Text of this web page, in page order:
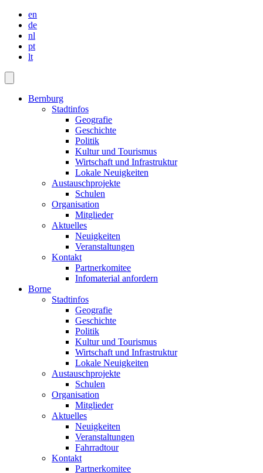
en
de
nl
pt
lt
Bernburg
Stadtinfos
Geografie
Geschichte
Politik
Kultur und Tourismus
Wirtschaft und Infrastruktur
Lokale Neuigkeiten
Austauschprojekte
Schulen
Organisation
Mitglieder
Aktuelles
Neuigkeiten
Veranstaltungen
Kontakt
Partnerkomitee
Infomaterial anfordern
Borne
Stadtinfos
Geografie
Geschichte
Politik
Kultur und Tourismus
Wirtschaft und Infrastruktur
Lokale Neuigkeiten
Austauschprojekte
Schulen
Organisation
Mitglieder
Aktuelles
Neuigkeiten
Veranstaltungen
Fahrradtour
Kontakt
Partnerkomitee